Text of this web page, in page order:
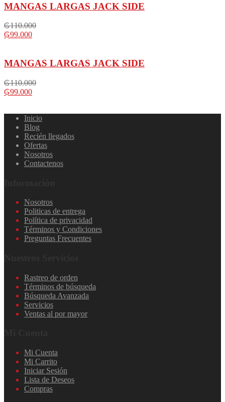
MANGAS LARGAS JACK SIDE
₲110.000
₲99.000
MANGAS LARGAS JACK SIDE
₲110.000
₲99.000
Inicio
Blog
Recién llegados
Ofertas
Nosotros
Contactenos
Nosotros
Politicas de entrega
Política de privacidad
Términos y Condiciones
Preguntas Frecuentes
Rastreo de orden
Términos de búsqueda
Búsqueda Avanzada
Servicios
Ventas al por mayor
Mi Cuenta
Mi Carrito
Iniciar Sesión
Lista de Deseos
Compras